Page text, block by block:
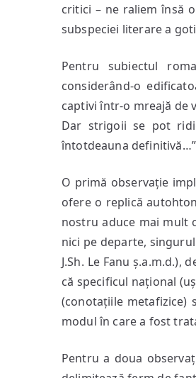
critici – ne raliem însă
subspeciei literare a
Pentru subiectul
considerând-o
captivi într-o mreajă de
Dar strigoii se pot
întotdeauna
O primă observație
ofere o replică
nostru aduce mai mult
nici pe departe,
J.Sh. Le Fanu
că specificul național
(conotațiile metafizice)
modul în care a fost
Pentru a doua